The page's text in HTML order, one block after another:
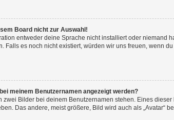
Board nicht zur Auswahl!
entweder deine Sprache nicht installiert oder niemand
Falls es noch nicht existiert, würden wir uns freuen, wenn
meinem Benutzernamen angezeigt werden?
zwei Bilder bei deinem Benutzernamen stehen. Eines
Das andere, meist größere, Bild wird auch als